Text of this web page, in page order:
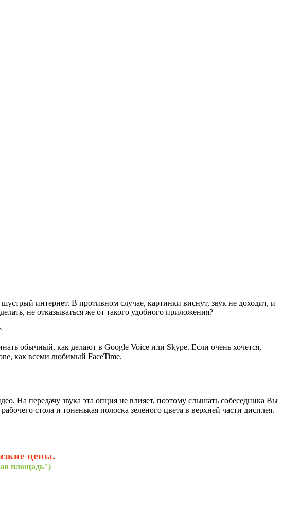
интернет. В противном случае, картинки виснут, звук не доходит, и
не отказываться же от такого удобного приложения?
обычный, как делают в Google Voice или Skype. Если очень хочется,
как всеми любимый FaceTime.
На передачу звука эта опция не влияет, поэтому слышать собеседника Вы
стола и тоненькая полоска зеленого цвета в верхней части дисплея.
цены.
площадь")